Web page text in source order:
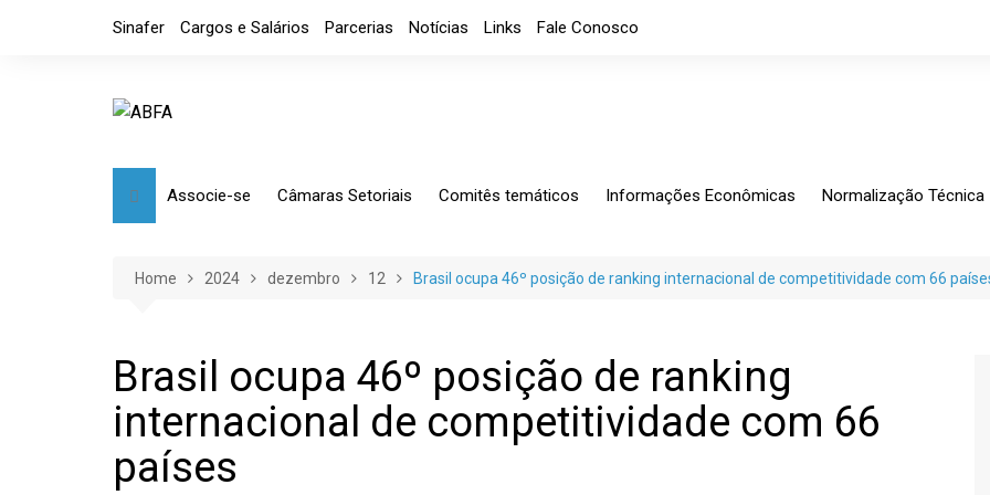
Sinafer Cargos e Salários Parcerias Notícias Links Fale Conosco
Associe-se
Requerimento
Câmaras Setoriais
Artefatos Metálicos
Ferramentas de Usinagem
Usinagem
Comitês temáticos
Etiquetagem
Tributário Fiscal
Informações Econômicas
Análises
Indicadores Econômicos
Índice de nível de Emprego
Normalização Técnica
Normalização
Home 2024 dezembro 12 Brasil ocupa 46º posição de ranking internacional de competitividade com 66
Brasil ocupa 46º posição de ranking
internacional de competitividade com 66
países